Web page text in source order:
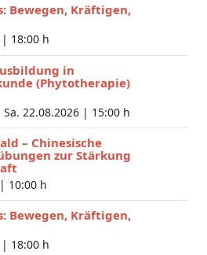
Bewegen, Kräftigen,
| 18:00 h
in
(Phytotherapie)
Sa. 22.08.2026 | 15:00 h
– Chinesische
zur Stärkung
10:00 h
Bewegen, Kräftigen,
| 18:00 h